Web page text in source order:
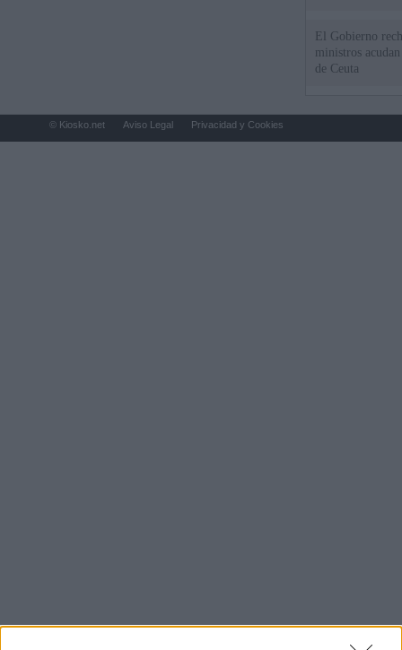
El Gobierno
ministros
de Ceuta
© Kiosko.net Aviso Legal Privacidad y Cookies